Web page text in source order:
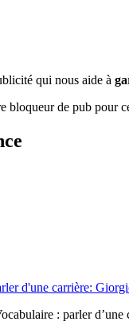
qui nous aide à
bloqueur de pub pour
d'une carrière:
: parler